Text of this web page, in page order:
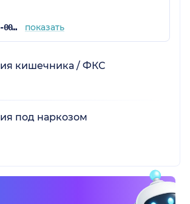
+7 (917) 097-00-00 показать
кишечника / ФКС
под наркозом